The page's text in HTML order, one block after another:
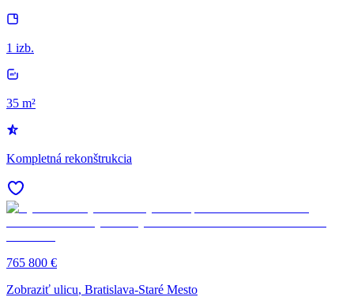
1 izb.
35 m²
Kompletná rekonštrukcia
765 800 €
Zobraziť ulicu, Bratislava-Staré Mesto